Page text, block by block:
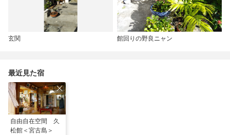
玄関 館回りの野良ニャン
最近見た宿
自由自在空間 久
松館＜宮古島＞